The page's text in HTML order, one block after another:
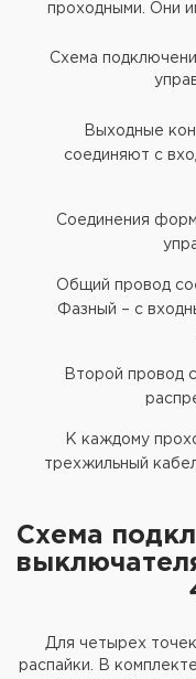
проходными. Они
Схема
Выходные
соединяют с
Соединения
Общий провод
Фазный – с
Второй провод
К каждому
трехжильный
Схема
Для четырех
распайки. В